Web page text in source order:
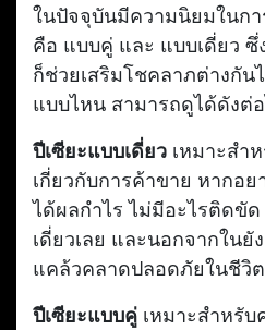
ในปัจจุบันมีความนิยมในก
คือ แบบคู่ และ แบบเดี่ยว
ก็ช่วยเสริมโชคลาภต่างกัน
แบบไหน สามารถดูได้ดังต่
ปีเซียะแบบเดี่ยว เหมาะสำ
เกี่ยวกับการค้าขาย หากอ
ได้ผลกำไร ไม่มีอะไรติดขั
เดี่ยวเลย และนอกจากในยั
แคล้วคลาดปลอดภัยในชีวิ
ปีเซียะแบบคู่ เหมาะสำหรั